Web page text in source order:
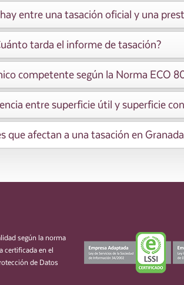
entre una tasación oficial y una
tarda el informe de tasación?
competente según la Norma ECO
entre superficie útil y superficie
que afectan a una tasación en Granada
según la norma
certificada en el
de Datos